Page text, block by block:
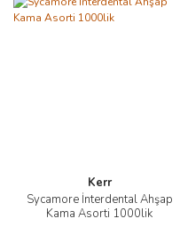
Kerr
Sycamore İnterdental Ahşap
Kama Asorti 1000lik